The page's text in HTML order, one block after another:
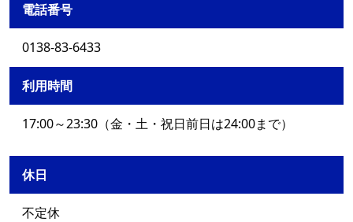
電話番号
0138-83-6433
利用時間
17:00～23:30（金・土・祝日前日は24:00まで）
休日
不定休